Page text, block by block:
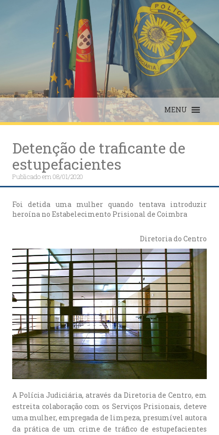
MENU
Detenção de traficante de
estupefacientes
Publicado em08/01/2020
Foi detida uma mulher quando tentava introduzir
heroína no Estabelecimento Prisional de Coimbra
Diretoria do Centro
A Polícia Judiciária, através da Diretoria de Centro, em
estreita colaboração com os Serviços Prisionais, deteve
uma mulher, empregada de limpeza, presumível autora
da prática de um crime de tráfico de estupefacientes